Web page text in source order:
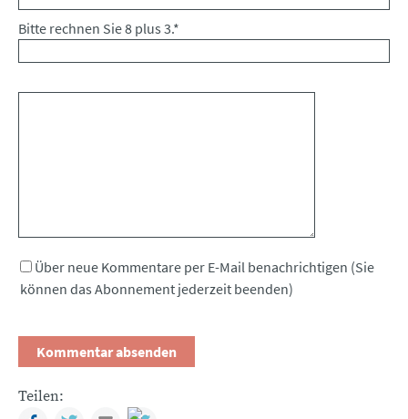
Bitte rechnen Sie 8 plus 3.*
Über neue Kommentare per E-Mail benachrichtigen (Sie
können das Abonnement jederzeit beenden)
Teilen: